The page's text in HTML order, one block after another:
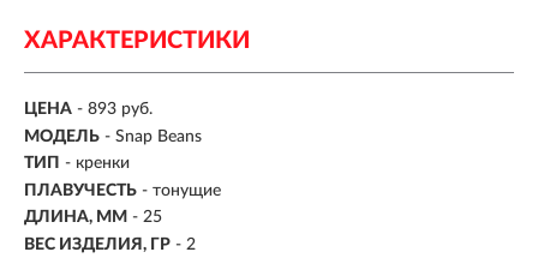
ХАРАКТЕРИСТИКИ
ЦЕНА - 893 руб.
МОДЕЛЬ - Snap Beans
ТИП - кренки
ПЛАВУЧЕСТЬ - тонущие
ДЛИНА, ММ - 25
ВЕС ИЗДЕЛИЯ, ГР - 2